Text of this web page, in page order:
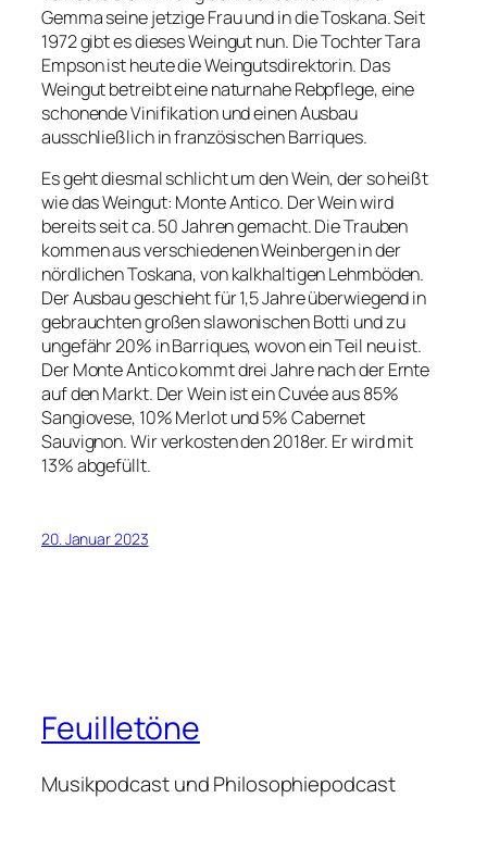
Gemma seine jetzige Frau und in die Toskana. Seit
1972 gibt es dieses Weingut nun. Die Tochter Tara
Empson ist heute die Weingutsdirektorin. Das
Weingut betreibt eine naturnahe Rebpflege, eine
schonende Vinifikation und einen Ausbau
ausschließlich in französischen Barriques.
Es geht diesmal schlicht um den Wein, der so heißt
wie das Weingut: Monte Antico. Der Wein wird
bereits seit ca. 50 Jahren gemacht. Die Trauben
kommen aus verschiedenen Weinbergen in der
nördlichen Toskana, von kalkhaltigen Lehmböden.
Der Ausbau geschieht für 1,5 Jahre überwiegend in
gebrauchten großen slawonischen Botti und zu
ungefähr 20% in Barriques, wovon ein Teil neu ist.
Der Monte Antico kommt drei Jahre nach der Ernte
auf den Markt. Der Wein ist ein Cuvée aus 85%
Sangiovese, 10% Merlot und 5% Cabernet
Sauvignon. Wir verkosten den 2018er. Er wird mit
13% abgefüllt.
20. Januar 2023
Feuilletöne
Musikpodcast und Philosophiepodcast